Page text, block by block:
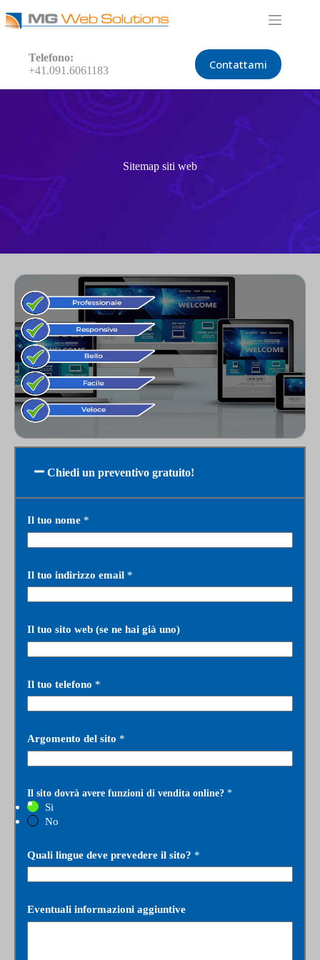
Telefono:
+41.091.6061183
Contattami
Sitemap siti web
Chiedi un preventivo gratuito!
Il tuo nome *
Il tuo indirizzo email *
Il tuo sito web (se ne hai già uno)
Il tuo telefono *
Argomento del sito *
Il sito dovrà avere funzioni di vendita online? *
Si
No
Quali lingue deve prevedere il sito? *
Eventuali informazioni aggiuntive